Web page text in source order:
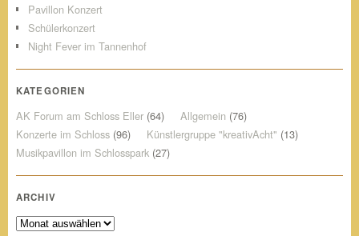
Pavillon Konzert
Schülerkonzert
Night Fever im Tannenhof
KATEGORIEN
AK Forum am Schloss Eller (64) Allgemein (76)
Konzerte im Schloss (96) Künstlergruppe "kreativAcht" (13)
Musikpavillon im Schlosspark (27)
ARCHIV
Archiv